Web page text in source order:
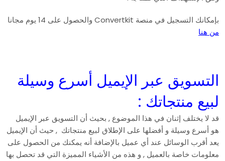
بإمكانك التسجيل في منصة Convertkit والحصول على 14 يوم مجانا
من هنا
التسويق عبر الإيميل أسرع وسيلة
لبيع منتجاتك :
قد لا يختلف إثنان في هذا الموضوع , بحيث أن التسويق عبر الإيميل
هو أسرع وسيلة و أفضلها على الإطلاق لبيع منتجاتك , حيث أن الإيميل
يعد أقرب الوسائل عند أي عميل بالإضافة أنه يمكنك من الحصول على
معلومات خاصة بالعميل , و هذه من الأشياء المميزة التي قد تحصل بها